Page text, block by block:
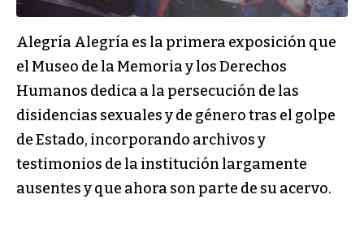
Alegría Alegría es la primera exposición que
el Museo de la Memoria y los Derechos
Humanos dedica a la persecución de las
disidencias sexuales y de género tras el golpe
de Estado, incorporando archivos y
testimonios de la institución largamente
ausentes y que ahora son parte de su acervo.